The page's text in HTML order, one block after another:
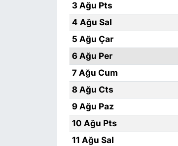
3 Ağu Pts
4 Ağu Sal
5 Ağu Çar
6 Ağu Per
7 Ağu Cum
8 Ağu Cts
9 Ağu Paz
10 Ağu Pts
11 Ağu Sal
TEKNOLOJİ
TÜRKİYE VE DÜNYA GÜNDEMİ
VİDEO GALERİ